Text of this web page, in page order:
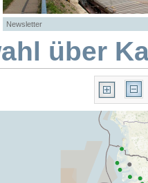
Newsletter
über